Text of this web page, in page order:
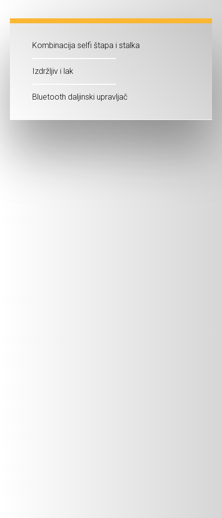
Kombinacija selfi štapa i stalka
Izdržljiv i lak
Bluetooth daljinski upravljač